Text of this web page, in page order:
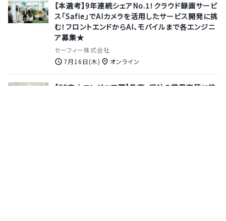
【本選考】9年連続シェアNo.1！クラウド録画サービ
ス「Safie」でAIカメラを活用したサービス開発に挑
む！フロントエンドからAI、モバイルまで各エンジニ
ア募集★
セーフィー株式会社
7月16日(木)
オンライン
【28卒｜エンジニア職】教育・福祉の業界変革に挑